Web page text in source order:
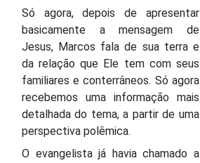
Só agora, depois de apresentar
basicamente a mensagem de
Jesus, Marcos fala de sua terra e
da relação que Ele tem com seus
familiares e conterrâneos. Só agora
recebemos uma informação mais
detalhada do tema, a partir de uma
perspectiva polêmica.
O evangelista já havia chamado a